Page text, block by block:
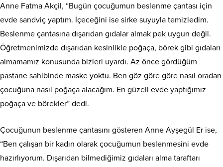
Anne Fatma Akçil, “Bugün çocuğumun beslenme çantası için
evde sandviç yaptım. İçeceğini ise sirke suyuyla temizledim.
Beslenme çantasına dışarıdan gıdalar almak pek uygun değil.
Öğretmenimizde dışarıdan kesinlikle poğaça, börek gibi gıdaları
almamamız konusunda bizleri uyardı. Az önce gördüğüm
pastane sahibinde maske yoktu. Ben göz göre göre nasıl oradan
çocuğuna nasıl poğaça alacağım. En güzeli evde yaptığımız
poğaça ve börekler” dedi.
Çocuğunun beslenme çantasını gösteren Anne Ayşegül Er ise,
“Ben çalışan bir kadın olarak çocuğumun beslenmesini evde
hazırlıyorum. Dışarıdan bilmediğimiz gıdaları alma taraftarı